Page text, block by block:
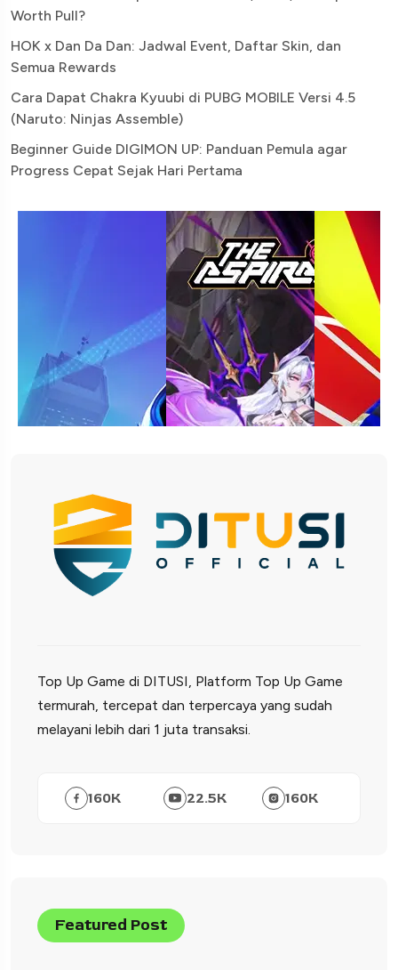
Worth Pull?
HOK x Dan Da Dan: Jadwal Event, Daftar Skin, dan
Semua Rewards
Cara Dapat Chakra Kyuubi di PUBG MOBILE Versi 4.5
(Naruto: Ninjas Assemble)
Beginner Guide DIGIMON UP: Panduan Pemula agar
Progress Cepat Sejak Hari Pertama
Top Up Game di DITUSI, Platform Top Up Game
termurah, tercepat dan terpercaya yang sudah
melayani lebih dari 1 juta transaksi.
160K 22.5K 160K
Featured Post